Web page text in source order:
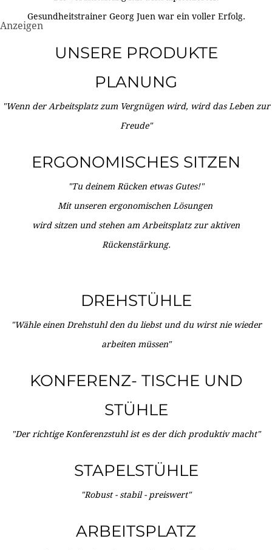
Gesundheitstrainer Georg Juen war ein voller Erfolg.
Anzeigen
UNSERE PRODUKTE
PLANUNG
"Wenn der Arbeitsplatz zum Vergnügen wird, wird das Leben zur
Freude"
ERGONOMISCHES SITZEN
"Tu deinem Rücken etwas Gutes!"
Mit unseren ergonomischen Lösungen
wird sitzen und stehen am Arbeitsplatz zur aktiven
Rückenstärkung.
DREHSTÜHLE
"Wähle einen Drehstuhl den du liebst und du wirst nie wieder
arbeiten müssen"
KONFERENZ- TISCHE UND
STÜHLE
"Der richtige Konferenzstuhl ist es der dich produktiv macht"
STAPELSTÜHLE
"Robust - stabil - preiswert"
ARBEITSPLATZ